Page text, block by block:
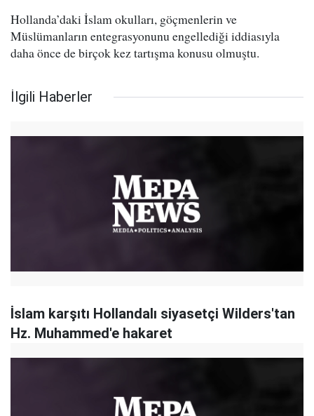
Hollanda’daki İslam okulları, göçmenlerin ve
Müslümanların entegrasyonunu engellediği iddiasıyla
daha önce de birçok kez tartışma konusu olmuştu.
İlgili Haberler
İslam karşıtı Hollandalı siyasetçi Wilders'tan
Hz. Muhammed'e hakaret